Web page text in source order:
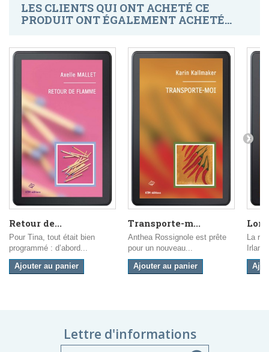
LES CLIENTS QUI ONT ACHETÉ CE
PRODUIT ONT ÉGALEMENT ACHETÉ...
Retour de...
Pour Tina, tout était bien
programmé : d’abord...
Ajouter au panier
Transporte-m...
Anthea Rossignole est prête
pour un nouveau...
Ajouter au panier
La
Lettre d'informations